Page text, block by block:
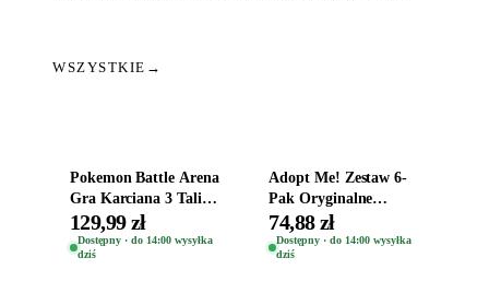
WSZYSTKIE →
Pokemon Battle Arena
Gra Karciana 3 Talie
Oryginal
129,99 zł
Dostępny · do 14:00 wysyłka
dziś
Adopt Me! Zestaw 6-
Pak Oryginalne
Figurki Roblox
Zwierzęta Tropical
Time
74,88 zł
Dostępny · do 14:00 wysyłka
dziś